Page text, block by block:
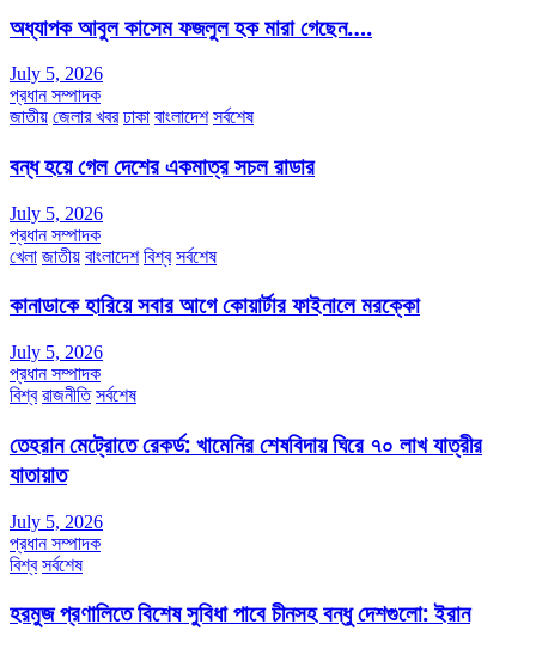
অধ্যাপক আবুল কাসেম ফজলুল হক মারা গেছেন….
July 5, 2026
প্রধান সম্পাদক
জাতীয় জেলার খবর ঢাকা বাংলাদেশ সর্বশেষ
বন্ধ হয়ে গেল দেশের একমাত্র সচল রাডার
July 5, 2026
প্রধান সম্পাদক
খেলা জাতীয় বাংলাদেশ বিশ্ব সর্বশেষ
কানাডাকে হারিয়ে সবার আগে কোয়ার্টার ফাইনালে মরক্কো
July 5, 2026
প্রধান সম্পাদক
বিশ্ব রাজনীতি সর্বশেষ
তেহরান মেট্রোতে রেকর্ড: খামেনির শেষবিদায় ঘিরে ৭০ লাখ যাত্রীর
যাতায়াত
July 5, 2026
প্রধান সম্পাদক
বিশ্ব সর্বশেষ
হরমুজ প্রণালিতে বিশেষ সুবিধা পাবে চীনসহ বন্ধু দেশগুলো: ইরান